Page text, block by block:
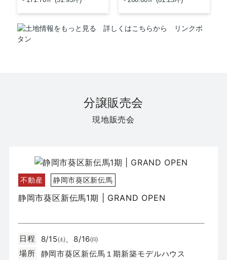
分譲販売会
現地販売会
不動産 静岡市葵区新伝馬
静岡市葵区新伝馬1期 | GRAND OPEN
日程
8/15㈯、8/16㈰
場所
静岡市葵区新伝馬１期新築モデルハウス